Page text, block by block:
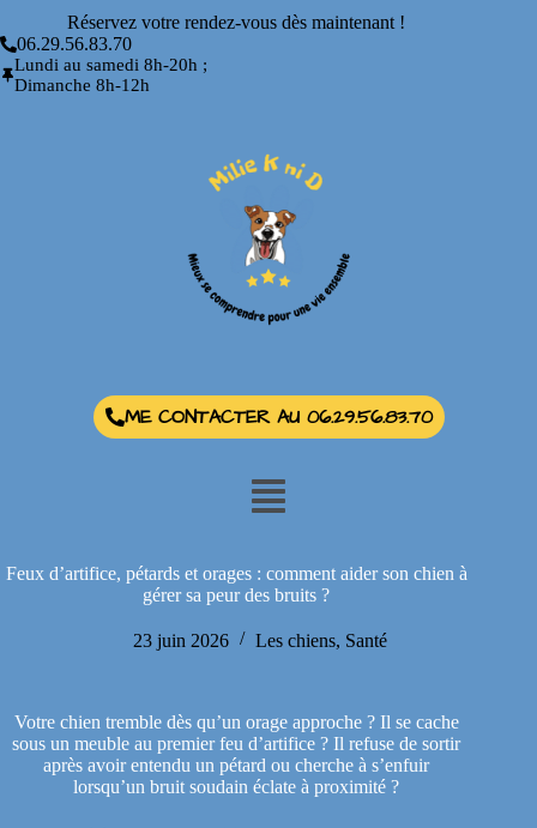
Réservez votre rendez-vous dès maintenant !
06.29.56.83.70
Lundi au samedi 8h-20h ;
Dimanche 8h-12h
ME CONTACTER AU 06.29.56.83.70
Feux d’artifice, pétards et orages : comment aider son chien à
gérer sa peur des bruits ?
23 juin 2026 Les chiens, Santé
Votre chien tremble dès qu’un orage approche ? Il se cache
sous un meuble au premier feu d’artifice ? Il refuse de sortir
après avoir entendu un pétard ou cherche à s’enfuir
lorsqu’un bruit soudain éclate à proximité ?